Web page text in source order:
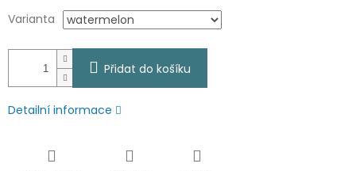
Varianta
Přidat do košíku
Detailní informace